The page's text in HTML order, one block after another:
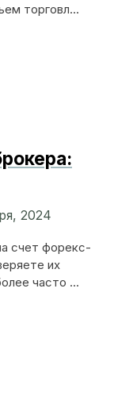
торговл...
2024
счет форекс-
их
часто ...